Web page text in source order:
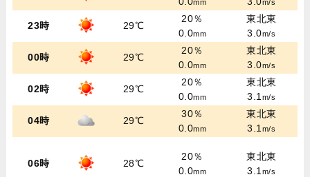
mm m/s
23時 29℃
20％
0.0mm
東北東
3.0m/s
00時 29℃
20％
0.0mm
東北東
3.0m/s
02時 29℃
20％
0.0mm
東北東
3.1m/s
04時 29℃
30％
0.0mm
東北東
3.1m/s
06時 28℃
20％
0.0mm
東北東
3.1m/s